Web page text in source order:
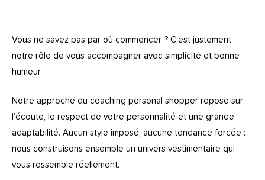
Vous ne savez pas par où commencer ? C’est justement
notre rôle de vous accompagner avec simplicité et bonne
humeur.
Notre approche du coaching personal shopper repose sur
l’écoute, le respect de votre personnalité et une grande
adaptabilité. Aucun style imposé, aucune tendance forcée :
nous construisons ensemble un univers vestimentaire qui
vous ressemble réellement.